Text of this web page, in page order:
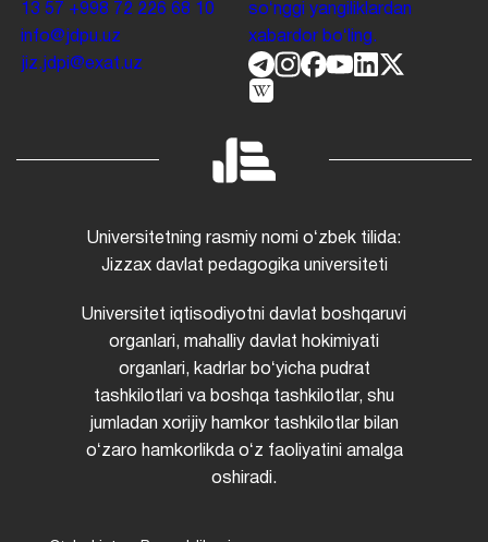
13 57 +998 72 226 68 10
info@jdpu.uz
jiz.jdpi@exat.uz
soʻnggi yangiliklardan
xabardor boʻling.
Universitetning rasmiy nomi oʻzbek tilida:
Jizzax davlat pedagogika universiteti
Universitet iqtisodiyotni davlat boshqaruvi
organlari, mahalliy davlat hokimiyati
organlari, kadrlar boʻyicha pudrat
tashkilotlari va boshqa tashkilotlar, shu
jumladan xorijiy hamkor tashkilotlar bilan
oʻzaro hamkorlikda oʻz faoliyatini amalga
oshiradi.